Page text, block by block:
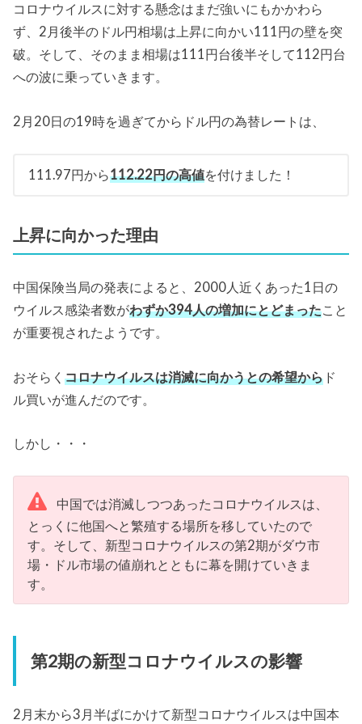
コロナウイルスに対する懸念はまだ強いにもかかわら
ず、2月後半のドル円相場は上昇に向かい111円の壁を突
破。そして、そのまま相場は111円台後半そして112円台
への波に乗っていきます。
2月20日の19時を過ぎてからドル円の為替レートは、
111.97円から112.22円の高値を付けました！
上昇に向かった理由
中国保険当局の発表によると、2000人近くあった1日の
ウイルス感染者数がわずか394人の増加にとどまったこと
が重要視されたようです。
おそらくコロナウイルスは消滅に向かうとの希望から ド
ル買いが進んだのです。
しかし・・・
中国では消滅しつつあったコロナウイルスは、
とっくに他国へと繁殖する場所を移していたので
す。そして、新型コロナウイルスの第2期がダウ市
場・ドル市場の値崩れとともに幕を開けていきま
す。
第2期の新型コロナウイルスの影響
2月末から3月半ばにかけて新型コロナウイルスは中国本